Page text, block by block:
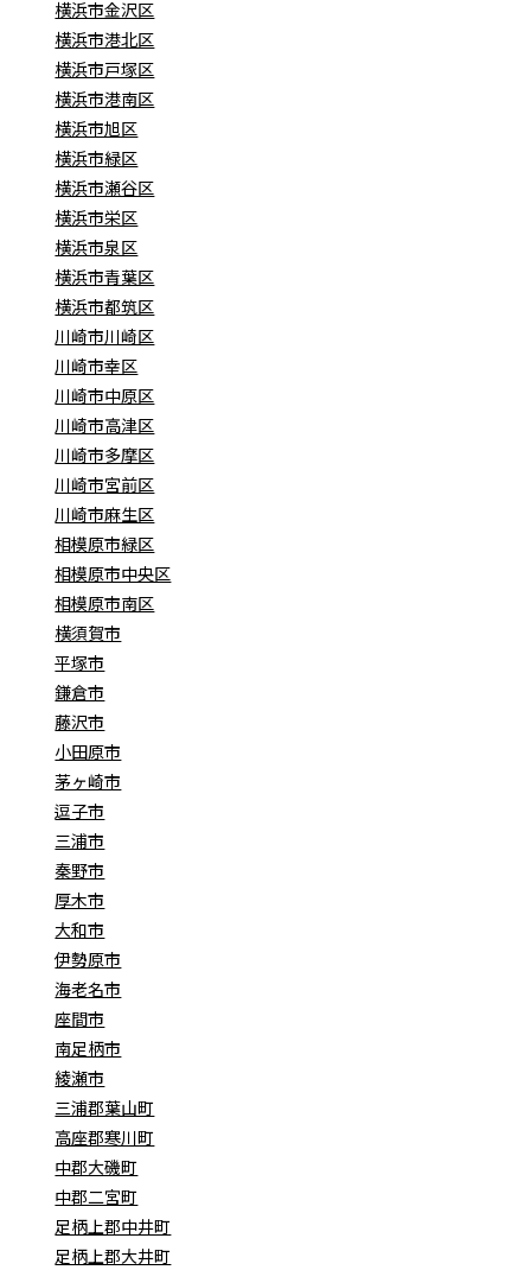
横浜市金沢区
横浜市港北区
横浜市戸塚区
横浜市港南区
横浜市旭区
横浜市緑区
横浜市瀬谷区
横浜市栄区
横浜市泉区
横浜市青葉区
横浜市都筑区
川崎市川崎区
川崎市幸区
川崎市中原区
川崎市高津区
川崎市多摩区
川崎市宮前区
川崎市麻生区
相模原市緑区
相模原市中央区
相模原市南区
横須賀市
平塚市
鎌倉市
藤沢市
小田原市
茅ヶ崎市
逗子市
三浦市
秦野市
厚木市
大和市
伊勢原市
海老名市
座間市
南足柄市
綾瀬市
三浦郡葉山町
高座郡寒川町
中郡大磯町
中郡二宮町
足柄上郡中井町
足柄上郡大井町